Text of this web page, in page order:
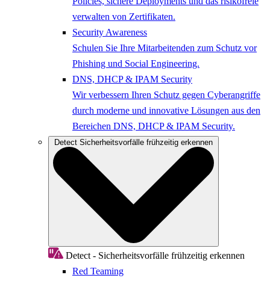
verwalten von Zertifikaten.
Security Awareness
Schulen Sie Ihre Mitarbeitenden zum Schutz vor
Phishing und Social Engineering.
DNS, DHCP & IPAM Security
Wir verbessern Ihren Schutz gegen Cyberangriffe
durch moderne und innovative Lösungen aus den
Bereichen DNS, DHCP & IPAM Security.
Detect Sicherheitsvorfälle frühzeitig erkennen
Detect - Sicherheitsvorfälle frühzeitig erkennen
Red Teaming